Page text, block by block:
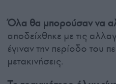
Όλα θα μπορούσαν να
αποδείχθηκε με τις
έγιναν την περίοδο του
μετακινήσεις.